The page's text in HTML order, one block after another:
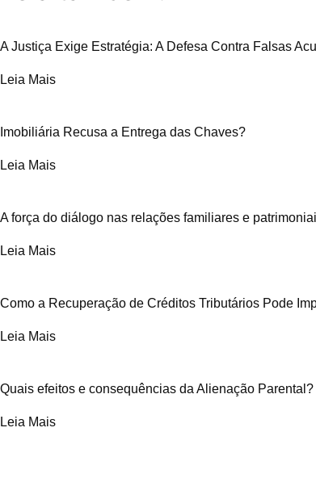
A Justiça Exige Estratégia: A Defesa Contra Falsas
Leia Mais
Imobiliária Recusa a Entrega das Chaves?
Leia Mais
A força do diálogo nas relações familiares e
Leia Mais
Como a Recuperação de Créditos Tributários Pode
Leia Mais
Quais efeitos e consequências da Alienação Parental?
Leia Mais